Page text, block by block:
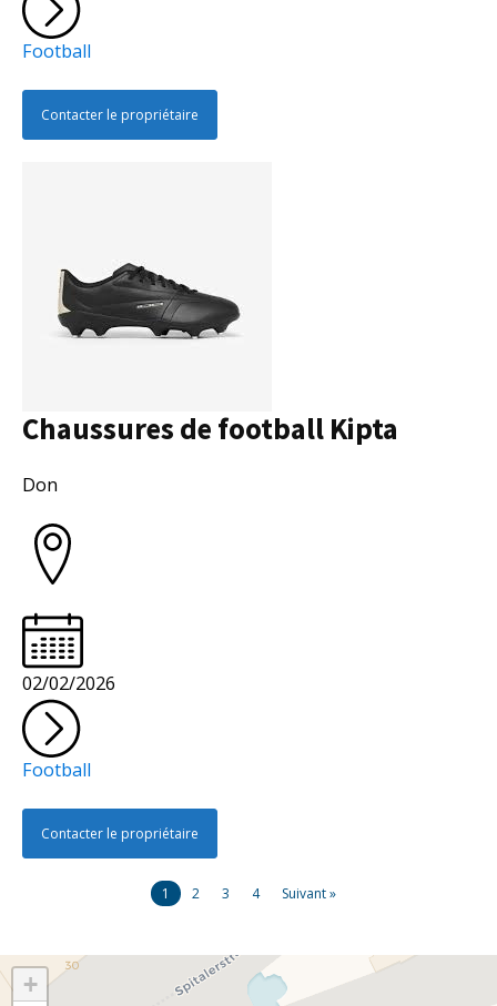
Football
Contacter le propriétaire
Chaussures de football Kipta
Don
02/02/2026
Football
Contacter le propriétaire
1 2 3 4 Suivant »
Carte
+